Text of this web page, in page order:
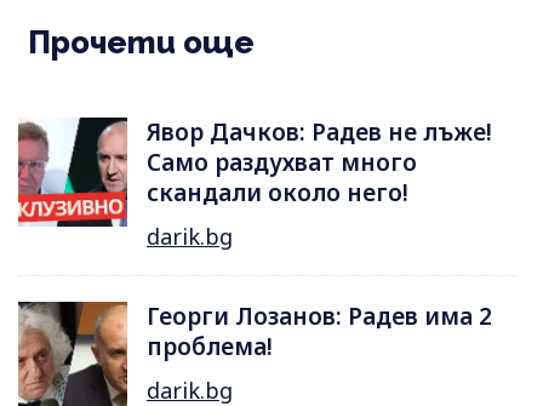
Прочети още
Явор Дачков: Радев не лъже!
Само раздухват много
скандали около него!
darik.bg
Георги Лозанов: Радев има 2
проблема!
darik.bg